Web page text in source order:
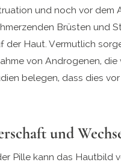
und noch vor dem
Brüsten und
der Haut. Vermutlich
von Androgenen,
belegen, dass dies
und
Pille kann das Hautbild